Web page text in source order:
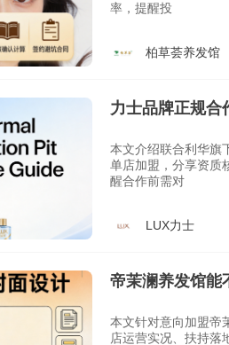
率，提醒投
柏草荟养发馆
力士品牌正规合
本文介绍联合利华旗
单店加盟，分享资质
醒合作前需对
LUX力士
帝茉澜养发馆能
本文针对意向加盟帝
店运营实况、扶持落